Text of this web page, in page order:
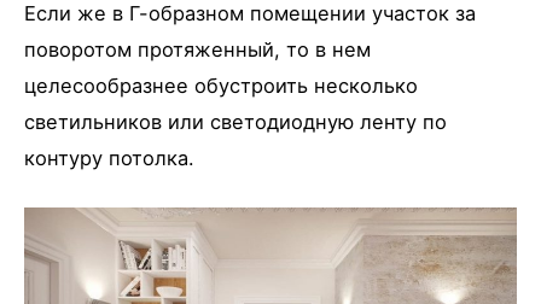
Если же в Г-образном помещении участок за
поворотом протяженный, то в нем
целесообразнее обустроить несколько
светильников или светодиодную ленту по
контуру потолка.